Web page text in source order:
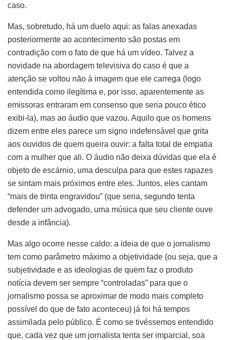
caso.
Mas, sobretudo, há um duelo aqui: as falas anexadas
posteriormente ao acontecimento são postas em
contradição com o fato de que há um vídeo. Talvez a
novidade na abordagem televisiva do caso é que a
atenção se voltou não à imagem que ele carrega (logo
entendida como ilegítima e, por isso, aparentemente as
emissoras entraram em consenso que seria pouco ético
exibi-la), mas ao áudio que vazou. Aquilo que os homens
dizem entre eles parece um signo indefensável que grita
aos ouvidos de quem queira ouvir: a falta total de empatia
com a mulher que ali. O áudio não deixa dúvidas que ela é
objeto de escárnio, uma desculpa para que estes rapazes
se sintam mais próximos entre eles. Juntos, eles cantam
“mais de trinta engravidou” (que seria, segundo tenta
defender um advogado, uma música que seu cliente ouve
desde a infância).
Mas algo ocorre nesse caldo: a ideia de que o jornalismo
tem como parâmetro máximo a objetividade (ou seja, que a
subjetividade e as ideologias de quem faz o produto
notícia devem ser sempre “controladas” para que o
jornalismo possa se aproximar de modo mais completo
possível do que de fato aconteceu) já foi há tempos
assimilada pelo público. É como se tivéssemos entendido
que, cada vez que um jornalista tenta ser imparcial, soa